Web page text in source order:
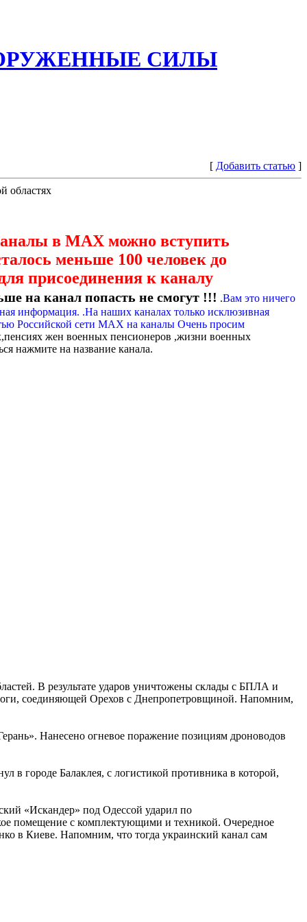
СИЛЫ
[ Добавить статью ]
областях
в МАХ можно вступить
меньше 100 человек до
присоединения к каналу
на канал попасть не смогут !!! .Вам это ничего
информация. .На наших каналах только исклюзивная
Российской сети МАХ на каналы Очень просим
жен военных пенсионеров ,жизни военных
нажмите на название канала.
В результате ударов уничтожены склады с БПЛА и
соединяющей Орехов с Днепропетровщиной. Напомним,
Нанесено огневое поражение позициям дроноводов
городе Балаклея, с логистикой противника в которой,
«Искандер» под Одессой ударил по
помещение с комплектующими и техникой. Очередное
в Киеве. Напомним, что тогда украинский канал сам